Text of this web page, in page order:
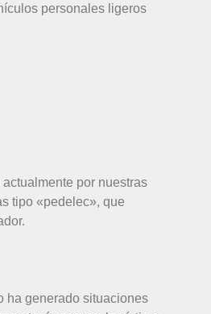
personales ligeros
por nuestras
tipo «pedelec», que
ha generado situaciones